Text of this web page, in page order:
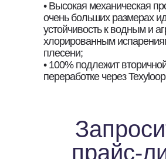
• Высокая механическая
очень больших размерах
устойчивость к водным и
хлорированным
плесени;
• 100% подлежит
переработке через
прайс-